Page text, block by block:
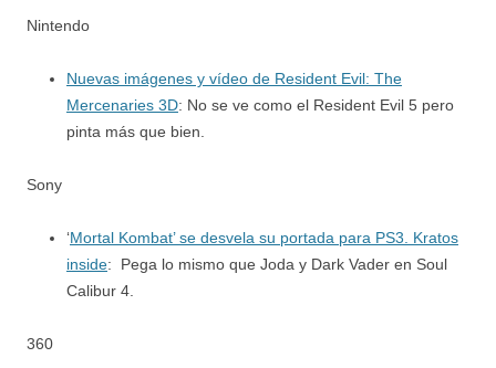
Nintendo
Nuevas imágenes y vídeo de Resident Evil: The
Mercenaries 3D: No se ve como el Resident Evil 5 pero
pinta más que bien.
Sony
‘Mortal Kombat’ se desvela su portada para PS3. Kratos
inside: Pega lo mismo que Joda y Dark Vader en Soul
Calibur 4.
360